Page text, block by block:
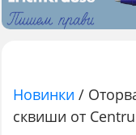
Новинки /
сквиши от